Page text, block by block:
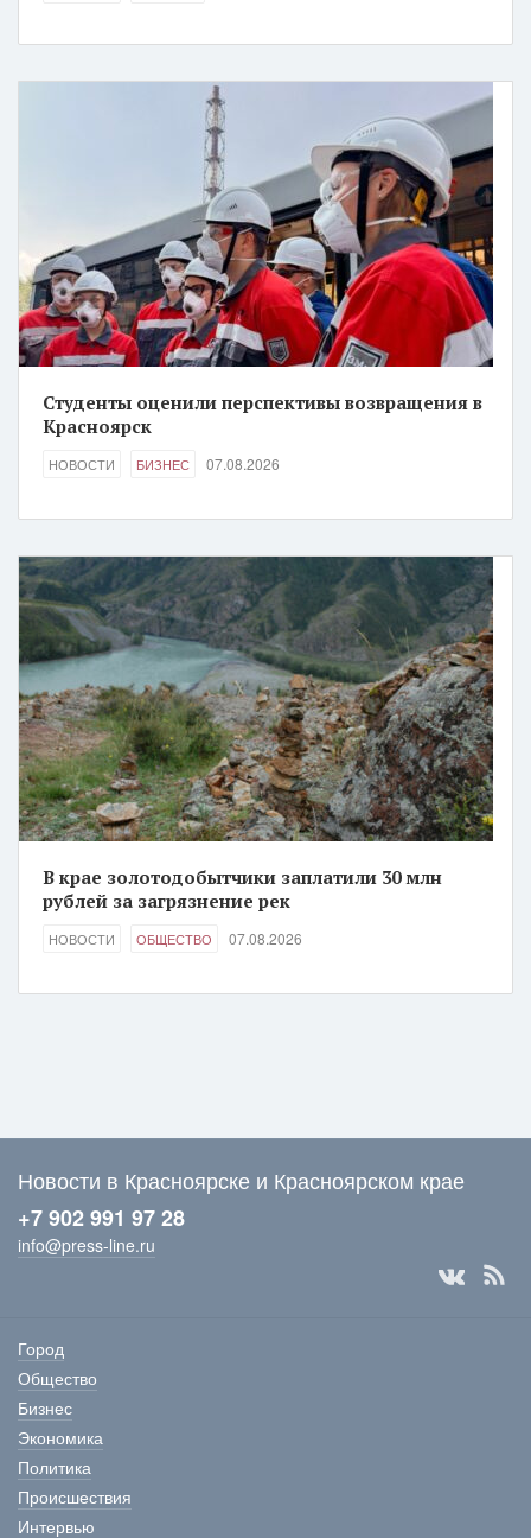
Студенты оценили перспективы возвращения в
Красноярск
НОВОСТИ БИЗНЕС 07.08.2026
В крае золотодобытчики заплатили 30 млн
рублей за загрязнение рек
НОВОСТИ ОБЩЕСТВО 07.08.2026
Новости в Красноярске и Красноярском крае
+7 902 991 97 28
info@press-line.ru
Город
Общество
Бизнес
Экономика
Политика
Происшествия
Интервью